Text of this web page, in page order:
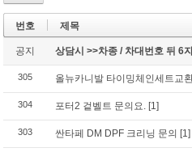
번호 제목
공지 상담시 >>차종 / 차대번호 뒤 6
305 올뉴카니발 타이밍체인세트교
304 포터2 겉벨트 문의요. [1]
303 싼타페 DM DPF 크리닝 문의 [1]